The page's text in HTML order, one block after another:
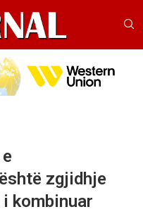
zgjidhje
kombinuar